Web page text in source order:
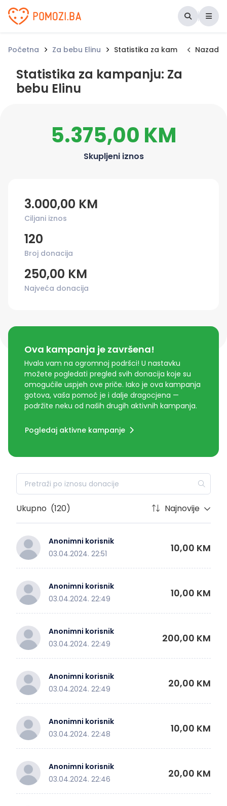
Udruženje Pomozi.ba
Početna Za bebu Elinu Statistika za kampanjuNazad
Statistika za kampanju: Za
bebu Elinu
5.375,00 KM
Skupljeni iznos
3.000,00 KM
Ciljani iznos
120
Broj donacija
250,00 KM
Najveća donacija
Ova kampanja je završena!
Hvala vam na ogromnoj podršci! U nastavku
možete pogledati pregled svih donacija koje su
omogućile uspjeh ove priče. Iako je ova kampanja
gotova, vaša pomoć je i dalje dragocjena —
podržite neku od naših drugih aktivnih kampanja.
Pogledaj aktivne kampanje
Ukupno (120) Najnovije
Anonimni korisnik
03.04.2024. 22:51
10,00 KM
Anonimni korisnik
03.04.2024. 22:49
10,00 KM
Anonimni korisnik
03.04.2024. 22:49
200,00 KM
Anonimni korisnik
03.04.2024. 22:49
20,00 KM
Anonimni korisnik
03.04.2024. 22:48
10,00 KM
Anonimni korisnik
03.04.2024. 22:46
20,00 KM